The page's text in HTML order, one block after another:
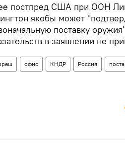
постпред США при ООН
якобы может
поставку
в заявлении не
офис КНДР Россия